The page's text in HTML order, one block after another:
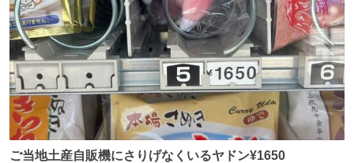
ご当地土産自販機にさりげなくいるヤドン¥1650